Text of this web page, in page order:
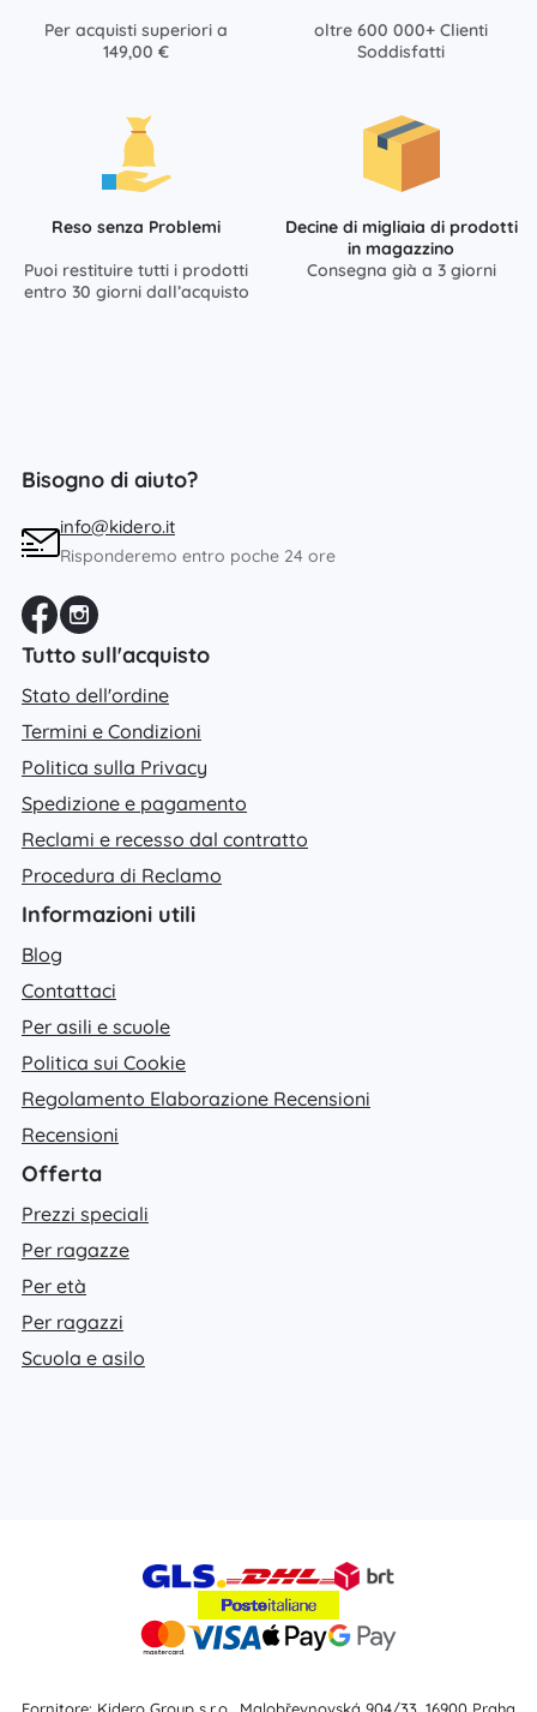
Per acquisti superiori a
149,00 €
oltre 600 000+ Clienti
Soddisfatti
Reso senza Problemi
Puoi restituire tutti i prodotti
entro 30 giorni dall’acquisto
Decine di migliaia di prodotti
in magazzino
Consegna già a 3 giorni
Bisogno di aiuto?
info@kidero.it
Risponderemo entro poche 24 ore
Tutto sull'acquisto
Stato dell'ordine
Termini e Condizioni
Politica sulla Privacy
Spedizione e pagamento
Reclami e recesso dal contratto
Procedura di Reclamo
Informazioni utili
Blog
Contattaci
Per asili e scuole
Politica sui Cookie
Regolamento Elaborazione Recensioni
Recensioni
Offerta
Prezzi speciali
Per ragazze
Per età
Per ragazzi
Scuola e asilo